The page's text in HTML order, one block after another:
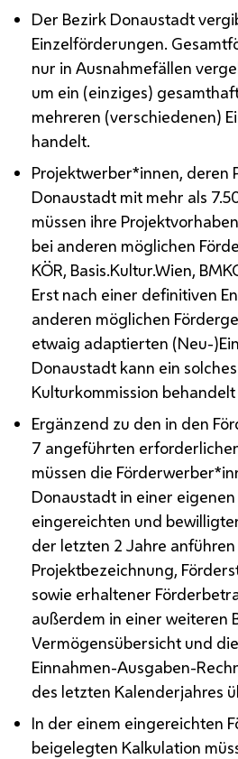
Der Bezirk Donaustadt
Einzelförderungen.
nur in Ausnahmefällen
um ein (einziges)
mehreren (verschiedenen)
handelt.
Projektwerber*innen, deren
Donaustadt mit mehr als
müssen ihre
bei anderen möglichen
KÖR, Basis.Kultur.Wien,
Erst nach einer definitiven
anderen möglichen
etwaig adaptierten (Neu-
Donaustadt kann ein
Kulturkommission
Ergänzend zu den in den
7 angeführten
müssen die
Donaustadt in einer
eingereichten und
der letzten 2 Jahre anführen
Projektbezeichnung,
sowie erhaltener
außerdem in einer weiteren
Vermögensübersicht und
Einnahmen-Ausgaben-
des letzten Kalenderjahres
In der einem eingereichten
beigelegten Kalkulation